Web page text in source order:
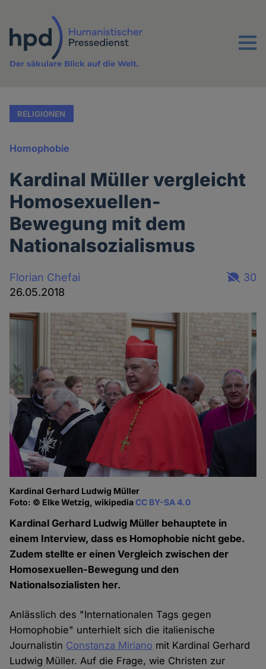
Inhalt
Menu
Der säkulare Blick auf die Welt.
RELIGIONEN
Homophobie
Kardinal Müller vergleicht
Homosexuellen-
Bewegung mit dem
Nationalsozialismus
Florian Chefai
26.05.2018
30
Kardinal Gerhard Ludwig Müller
Foto: © Elke Wetzig, wikipediaCC BY-SA 4.0
Kardinal Gerhard Ludwig Müller behauptete in
einem Interview, dass es Homophobie nicht gebe.
Zudem stellte er einen Vergleich zwischen der
Homosexuellen-Bewegung und den
Nationalsozialisten her.
Anlässlich des "Internationalen Tags gegen
Homophobie" unterhielt sich die italienische
Journalistin Constanza Miriano mit Kardinal Gerhard
Ludwig Müller. Auf die Frage, wie Christen zur